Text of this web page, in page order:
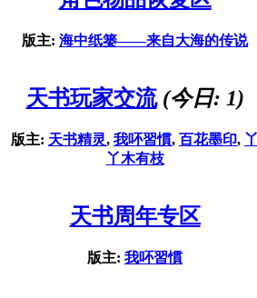
版主: 海中纸篓——来自大海的传说
天书玩家交流 (今日: 1)
版主: 天书精灵, 我吥習慣, 百花墨印, 丫
丫木有枝
天书周年专区
版主: 我吥習慣